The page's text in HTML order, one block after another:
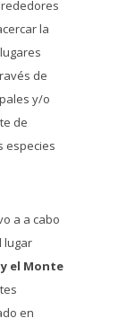
la
de
y/o
de
especies
a a cabo
lugar
el Monte
en